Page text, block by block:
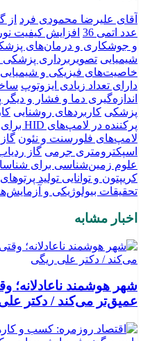
آقای علیرضا محمودی فرد از
عدد اتمی 36
افزایش کیفیت
و جوشکاری و درمان‌های
شیمیایی تصویربرداری
خاصیت‌های فیزیکی و شیمیایی
دارای تعداد زیادی ایزوتوپ
اندازه‌گیری دما و فشار و دیگر
پزشکی کاربردهای روشنایی
پرکننده در لامپ‌های HID برای تولید نور با شدت بالا
لامپ‌های فلورسنت و نئون
اسپکترومتری جرمی گاز
علوم زمین‌شناسی برای
کریپتون و توانایی تولید
تحقیقات بیولوژیکی و
اخبار مشابه
شهر هوشمند ناعادلانه؛
عمیق‌تر می‌کند / دکتر